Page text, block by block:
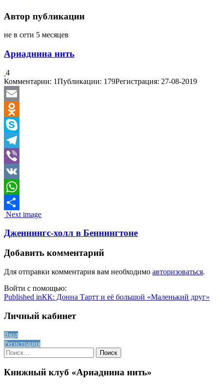
Автор публикации
не в сети 5 месяцев
Ариаднина нить
4
Комментарии: 1Публикации: 179Регистрация: 27-08-2019
Email
Odnoklassniki
Skype
Telegram
Viber
VK
WhatsApp
Отправить
Image
navigation
Next image
Дженнингс-холл в Беннингтоне
Добавить комментарий
Для отправки комментария вам необходимо авторизоваться.
Войти с помощью:
Навигация
по
Published inКК: Донна Тартт и её большой «Маленький друг»
Личный кабинет
Вход
Регистрация
Найти:
Книжный клуб «Ариаднина нить»